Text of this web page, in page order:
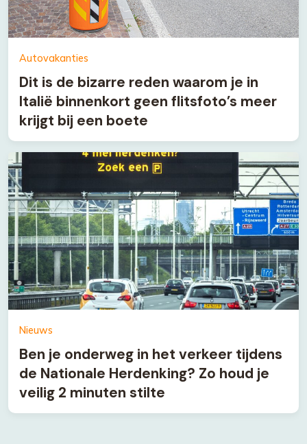
Autovakanties
Dit is de bizarre reden waarom je in
Italië binnenkort geen flitsfoto’s meer
krijgt bij een boete
Nieuws
Ben je onderweg in het verkeer tijdens
de Nationale Herdenking? Zo houd je
veilig 2 minuten stilte